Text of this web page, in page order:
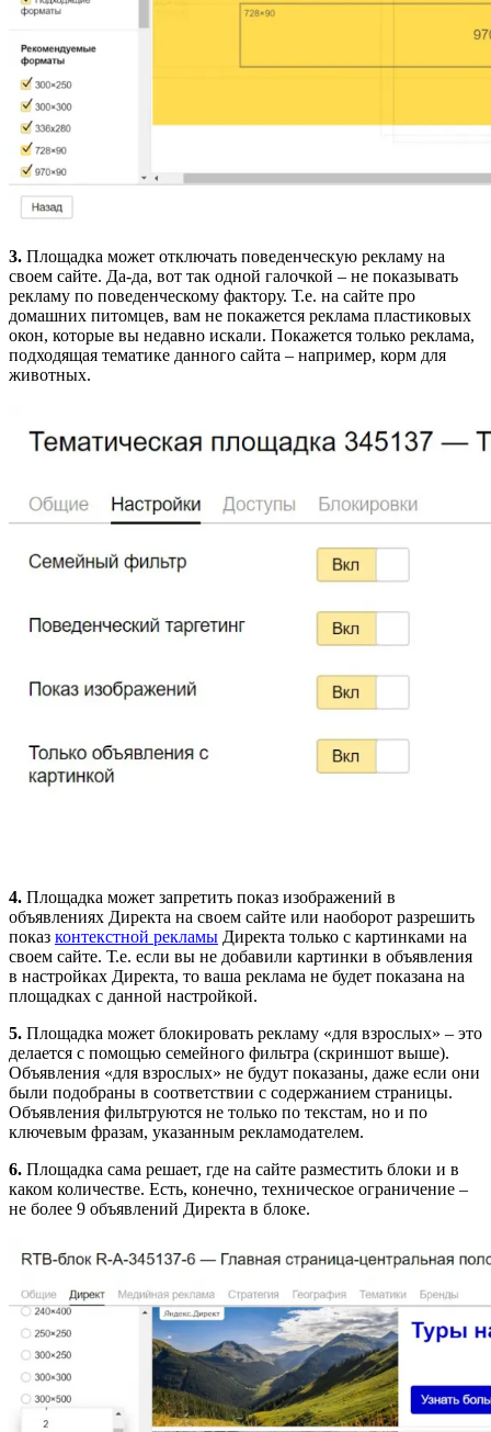
3. Площадка может отключать поведенческую рекламу на
своем сайте. Да-да, вот так одной галочкой – не показывать
рекламу по поведенческому фактору. Т.е. на сайте про
домашних питомцев, вам не покажется реклама пластиковых
окон, которые вы недавно искали. Покажется только реклама,
подходящая тематике данного сайта – например, корм для
животных.
4. Площадка может запретить показ изображений в
объявлениях Директа на своем сайте или наоборот разрешить
показ контекстной рекламы Директа только с картинками на
своем сайте. Т.е. если вы не добавили картинки в объявления
в настройках Директа, то ваша реклама не будет показана на
площадках с данной настройкой.
5. Площадка может блокировать рекламу «для взрослых» – это
делается с помощью семейного фильтра (скриншот выше).
Объявления «для взрослых» не будут показаны, даже если они
были подобраны в соответствии с содержанием страницы.
Объявления фильтруются не только по текстам, но и по
ключевым фразам, указанным рекламодателем.
6. Площадка сама решает, где на сайте разместить блоки и в
каком количестве. Есть, конечно, техническое ограничение –
не более 9 объявлений Директа в блоке.